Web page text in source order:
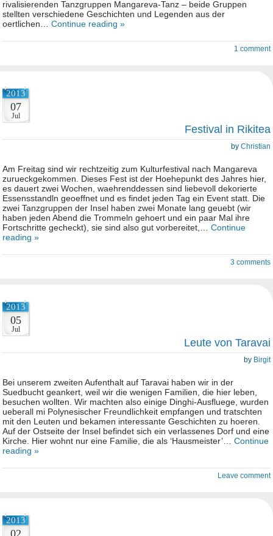
rivalisierenden Tanzgruppen Mangareva-Tanz – beide Gruppen
stellten verschiedene Geschichten und Legenden aus der
oertlichen… Continue reading »
1 comment
2013
07
Jul
Festival in Rikitea
by Christian
Am Freitag sind wir rechtzeitig zum Kulturfestival nach Mangareva
zurueckgekommen. Dieses Fest ist der Hoehepunkt des Jahres hier,
es dauert zwei Wochen, waehrenddessen sind liebevoll dekorierte
Essensstandln geoeffnet und es findet jeden Tag ein Event statt. Die
zwei Tanzgruppen der Insel haben zwei Monate lang geuebt (wir
haben jeden Abend die Trommeln gehoert und ein paar Mal ihre
Fortschritte gecheckt), sie sind also gut vorbereitet,… Continue
reading »
3 comments
2013
05
Jul
Leute von Taravai
by Birgit
Bei unserem zweiten Aufenthalt auf Taravai haben wir in der
Suedbucht geankert, weil wir die wenigen Familien, die hier leben,
besuchen wollten. Wir machten also einige Dinghi-Ausfluege, wurden
ueberall mi Polynesischer Freundlichkeit empfangen und tratschten
mit den Leuten und bekamen interessante Geschichten zu hoeren.
Auf der Ostseite der Insel befindet sich ein verlassenes Dorf und eine
Kirche. Hier wohnt nur eine Familie, die als ‘Hausmeister’… Continue
reading »
Leave comment
2013
02